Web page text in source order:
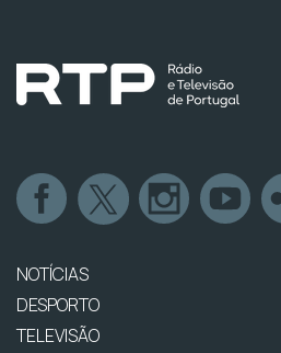
NOTÍCIAS
DESPORTO
TELEVISÃO